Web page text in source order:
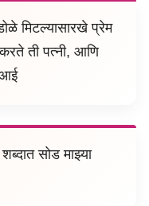
मिटल्यासारखे प्रेम
ती पत्नी, आणि
आई
सोड माझ्या